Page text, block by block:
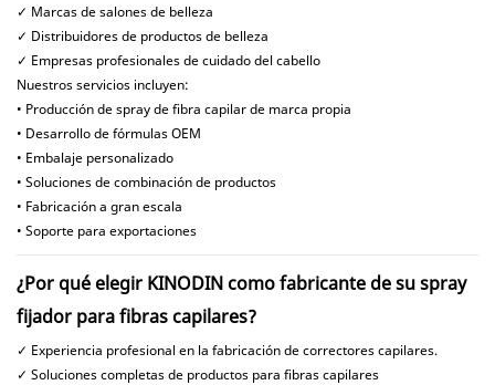
✓ Marcas de salones de belleza
✓ Distribuidores de productos de belleza
✓ Empresas profesionales de cuidado del cabello
Nuestros servicios incluyen:
• Producción de spray de fibra capilar de marca propia
• Desarrollo de fórmulas OEM
• Embalaje personalizado
• Soluciones de combinación de productos
• Fabricación a gran escala
• Soporte para exportaciones
¿Por qué elegir KINODIN como fabricante de su spray
fijador para fibras capilares?
✓ Experiencia profesional en la fabricación de correctores capilares.
✓ Soluciones completas de productos para fibras capilares